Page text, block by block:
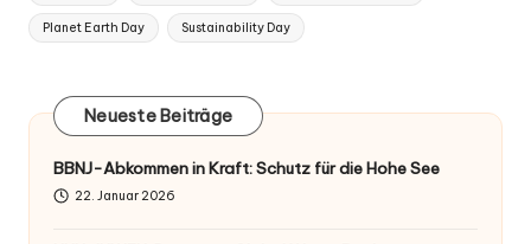
Planet Earth Day Sustainability Day
Neueste Beiträge
BBNJ-Abkommen in Kraft: Schutz für die Hohe See
22. Januar 2026